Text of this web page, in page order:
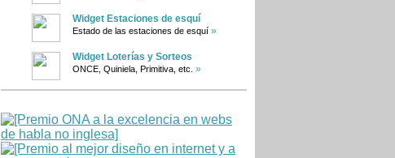
Widget Estaciones de esquí
Estado de las estaciones de esquí »
Widget Loterías y Sorteos
ONCE, Quiniela, Primitiva, etc. »